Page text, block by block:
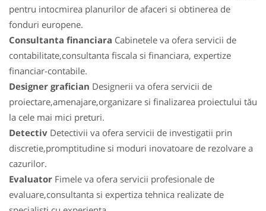
pentru intocmirea planurilor de afaceri si obtinerea de
fonduri europene.
Consultanta financiara Cabinetele va ofera servicii de
contabilitate,consultanta fiscala si financiara, expertize
financiar-contabile.
Designer grafician Designerii va ofera servicii de
proiectare,amenajare,organizare si finalizarea proiectului tău
la cele mai mici preturi.
Detectiv Detectivii va ofera servicii de investigatii prin
discretie,promptitudine si moduri inovatoare de rezolvare a
cazurilor.
Evaluator Fimele va ofera servicii profesionale de
evaluare,consultanta si expertiza tehnica realizate de